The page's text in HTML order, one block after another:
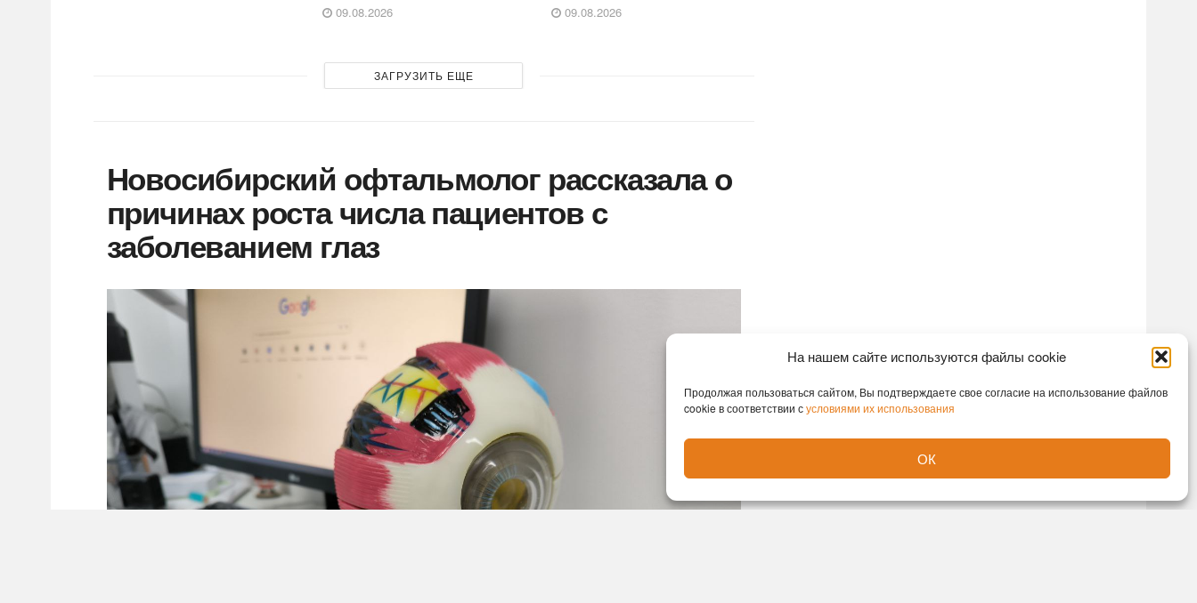
На нашем сайте используются файлы cookie
Продолжая пользоваться сайтом, Вы подтверждаете свое согласие на использование файлов
cookie в соответствии сусловиями их использования
ОК
09.08.2026 09.08.2026
ЗАГРУЗИТЬ ЕЩЕ
Новосибирский офтальмолог рассказала о
причинах роста числа пациентов с
заболеванием глаз